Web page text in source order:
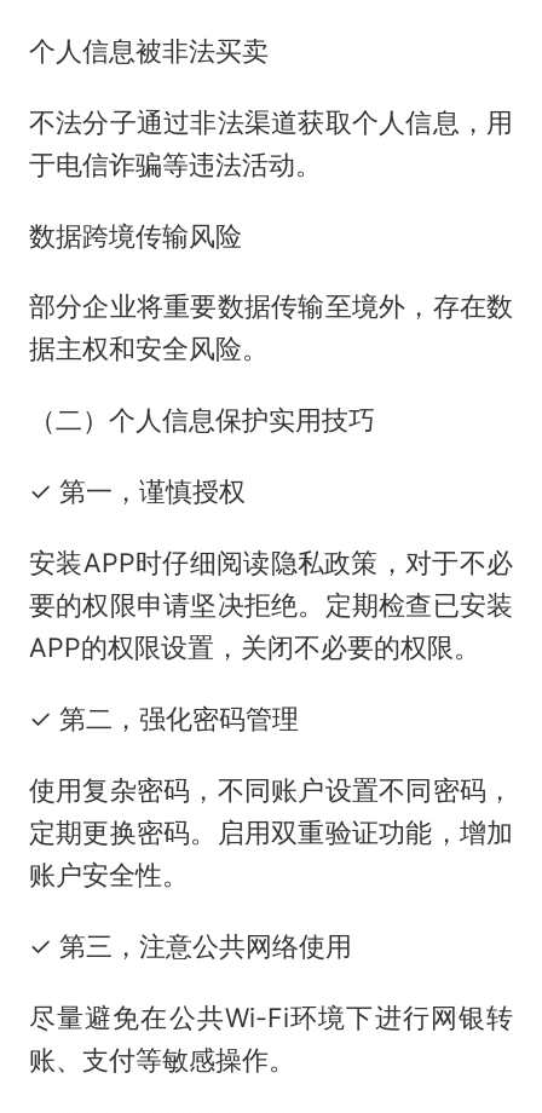
个人信息被非法买卖
不法分子通过非法渠道获取个人信息，用
于电信诈骗等违法活动。
数据跨境传输风险
部分企业将重要数据传输至境外，存在数
据主权和安全风险。
（二）个人信息保护实用技巧
✓ 第一，谨慎授权
安装APP时仔细阅读隐私政策，对于不必
要的权限申请坚决拒绝。定期检查已安装
APP的权限设置，关闭不必要的权限。
✓ 第二，强化密码管理
使用复杂密码，不同账户设置不同密码，
定期更换密码。启用双重验证功能，增加
账户安全性。
✓ 第三，注意公共网络使用
尽量避免在公共Wi-Fi环境下进行网银转
账、支付等敏感操作。